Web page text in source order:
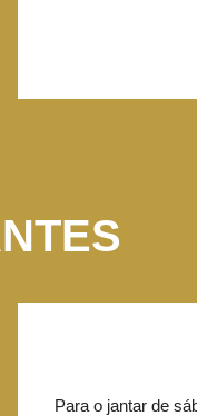
Para o jantar de